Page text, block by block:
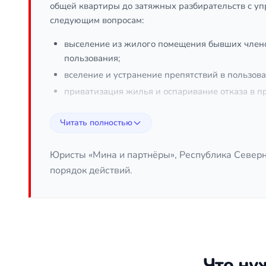
общей квартиры до затяжных разбирательств с
следующим вопросам:
выселение из жилого помещения бывших
пользования;
вселение и устранение препятствий в
приватизация жилья и оспаривание отказа в
узаконивание перепланировки и
Кроме того, юрист помогает в делах о
правильно квалифицировать ситуацию.
Читать полностью
Юристы «Мина и партнёры», Республика
порядок действий.